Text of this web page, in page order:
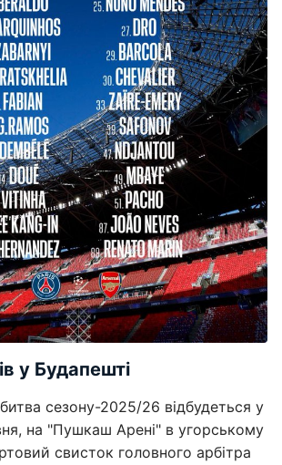
у Будапешті
сезону-2025/26 відбудеться у
на "Пушкаш Арені" в угорському
свисток головного арбітра